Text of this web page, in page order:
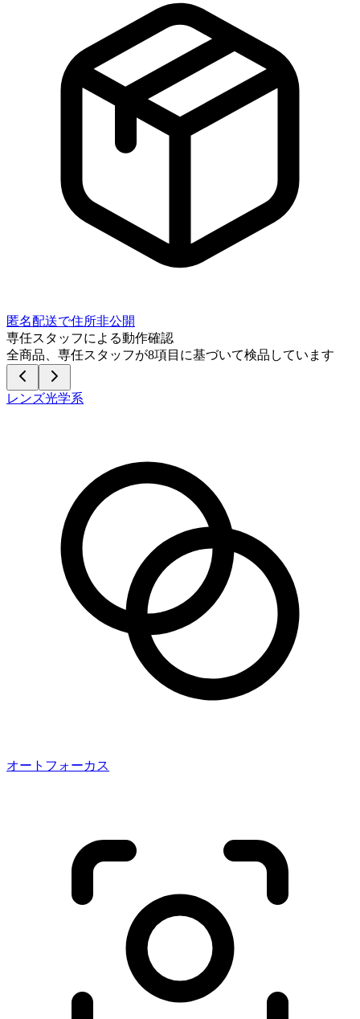
匿名配送で住所非公開
専任スタッフによる動作確認
全商品、専任スタッフが8項目に基づいて検品しています
レンズ光学系
オートフォーカス